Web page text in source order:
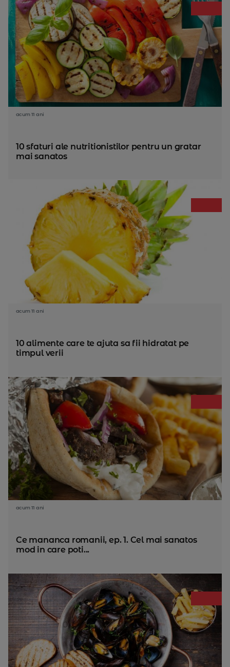
acum 11 ani
10 sfaturi ale nutritionistilor pentru un gratar
mai sanatos
acum 11 ani
10 alimente care te ajuta sa fii hidratat pe
timpul verii
acum 11 ani
Ce mananca romanii, ep. 1. Cel mai sanatos
mod in care poti...